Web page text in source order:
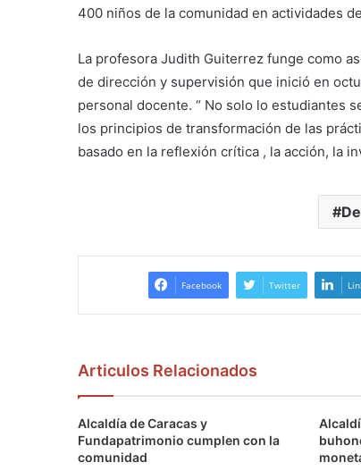
400 niños de la comunidad en actividades
La profesora Judith Guiterrez funge como
de dirección y supervisión que inició en
personal docente. “ No solo lo estudiantes
los principios de transformación de las
basado en la reflexión crítica , la acción, la
Facebook Twitter
Articulos Relacionados
Alcaldía de Caracas y
Fundapatrimonio cumplen con la
comunidad